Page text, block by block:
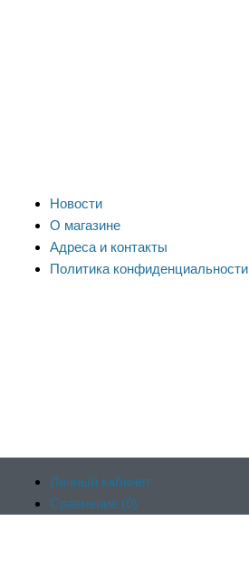
Новости
О магазине
Адреса и контакты
Политика конфиденциальности
Личный кабинет
Сравнение (0)